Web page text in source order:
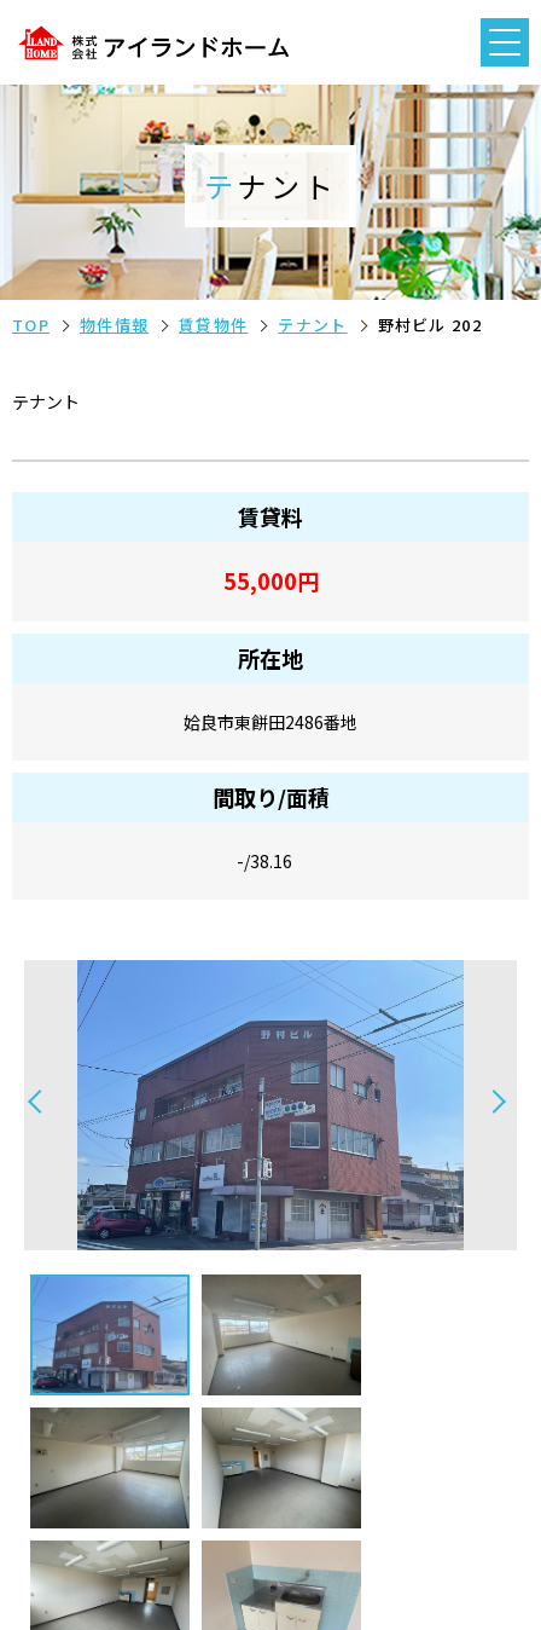
テナント
TOP 物件情報 賃貸物件 テナント 野村ビル 202
テナント
賃貸料
55,000円
所在地
姶良市東餅田2486番地
間取り/面積
-/38.16